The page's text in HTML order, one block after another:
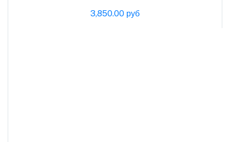
3,850.00 руб